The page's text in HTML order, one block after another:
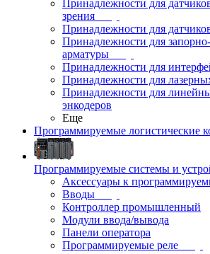
Принадлежности для
зрения
Принадлежности для
Принадлежности для
арматуры
Принадлежности для
Принадлежности для
Принадлежности для
энкодеров
Еще
Программируемые логистические
Программируемые системы и
Аксессуары к
Вводы
Контроллер промышленный
Модули ввода/вывода
Панели оператора
Программируемые реле